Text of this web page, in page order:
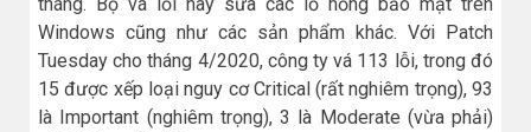
Windows cũng như các sản phẩm khác. Với Patch
Tuesday cho tháng 4/2020, công ty vá 113 lỗi, trong đó
15 được xếp loại nguy cơ Critical (rất nghiêm trọng), 93
là Important (nghiêm trọng), 3 là Moderate (vừa phải)